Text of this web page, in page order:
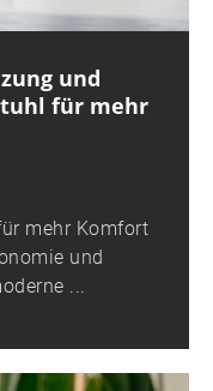
und
für mehr
mehr Komfort
und
...